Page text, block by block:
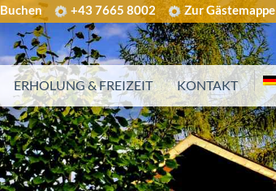
Buchen +43 7665 8002 Zur Gästemappe
ERHOLUNG & FREIZEIT KONTAKT